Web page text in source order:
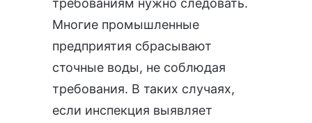
Многие промышленные
предприятия сбрасывают
сточные воды, не соблюдая
требования. В таких случаях,
если инспекция выявляет